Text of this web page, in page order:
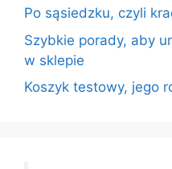
Po sąsiedzku, czyli
Szybkie porady, aby
w sklepie
Koszyk testowy, jego